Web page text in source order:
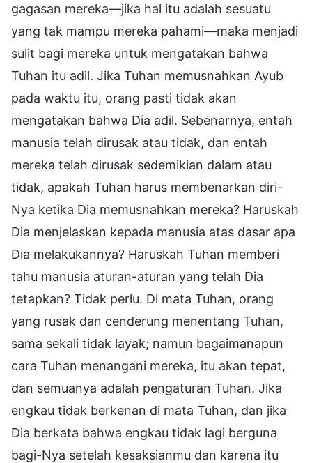
gagasan mereka—jika hal itu adalah sesuatu
yang tak mampu mereka pahami—maka menjadi
sulit bagi mereka untuk mengatakan bahwa
Tuhan itu adil. Jika Tuhan memusnahkan Ayub
pada waktu itu, orang pasti tidak akan
mengatakan bahwa Dia adil. Sebenarnya, entah
manusia telah dirusak atau tidak, dan entah
mereka telah dirusak sedemikian dalam atau
tidak, apakah Tuhan harus membenarkan diri-
Nya ketika Dia memusnahkan mereka? Haruskah
Dia menjelaskan kepada manusia atas dasar apa
Dia melakukannya? Haruskah Tuhan memberi
tahu manusia aturan-aturan yang telah Dia
tetapkan? Tidak perlu. Di mata Tuhan, orang
yang rusak dan cenderung menentang Tuhan,
sama sekali tidak layak; namun bagaimanapun
cara Tuhan menangani mereka, itu akan tepat,
dan semuanya adalah pengaturan Tuhan. Jika
engkau tidak berkenan di mata Tuhan, dan jika
Dia berkata bahwa engkau tidak lagi berguna
bagi-Nya setelah kesaksianmu dan karena itu